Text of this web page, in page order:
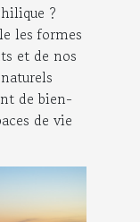
?
les formes
et de nos
de bien-
de vie